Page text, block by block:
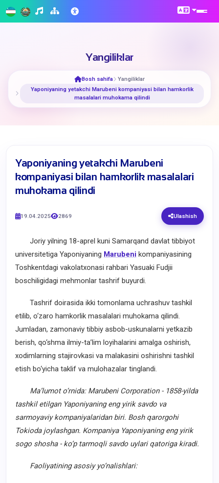
Yangiliklar
Bosh sahifa
Yangiliklar
​Yaponiyaning yetakchi Marubeni kompaniyasi bilan hamkorlik
masalalari muhokama qilindi
​Yaponiyaning yetakchi Marubeni
kompaniyasi bilan hamkorlik masalalari
muhokama qilindi
19.04.2025 2869 Ulashish
Joriy yilning 18-aprel kuni Samarqand davlat tibbiyot
universitetiga Yaponiyaning Marubeni kompaniyasining
Toshkentdagi vakolatxonasi rahbari Yasuaki Fudjii
boschiligidagi mehmonlar tashrif buyurdi.
Tashrif doirasida ikki tomonlama uchrashuv tashkil
etilib, o‘zaro hamkorlik masalalari muhokama qilindi.
Jumladan, zamonaviy tibbiy asbob-uskunalarni yetkazib
berish, qo‘shma ilmiy-ta’lim loyihalarini amalga oshirish,
xodimlarning stajirovkasi va malakasini oshirishni tashkil
etish bo‘yicha taklif va mulohazalar tinglandi.
Ma’lumot o‘rnida: Marubeni Corporation - 1858-yilda
tashkil etilgan Yaponiyaning eng yirik savdo va
sarmoyaviy kompaniyalaridan biri. Bosh qarorgohi
Tokioda joylashgan. Kompaniya Yaponiyaning eng yirik
sogo shosha - ko‘p tarmoqli savdo uylari qatoriga kiradi.
Faoliyatining asosiy yo‘nalishlari: